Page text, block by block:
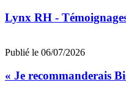
Lynx RH -
Publié le 06/07/2026
« Je recommanderais